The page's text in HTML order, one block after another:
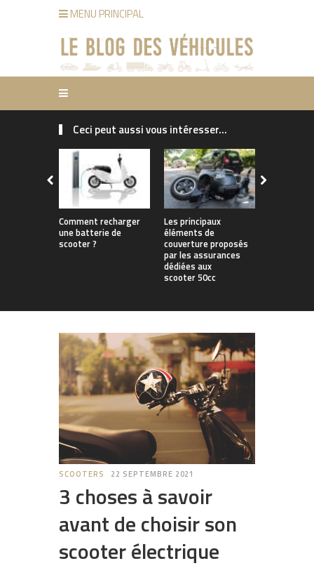
MENU PRINCIPAL
Ceci peut aussi vous intéresser...
Comment recharger
une batterie de
scooter ?
Les principaux
éléments de
couverture proposés
par les assurances
dédiées aux
scooter 50cc
SCOOTERS 22 SEPTEMBRE 2021
3 choses à savoir
avant de choisir son
scooter électrique